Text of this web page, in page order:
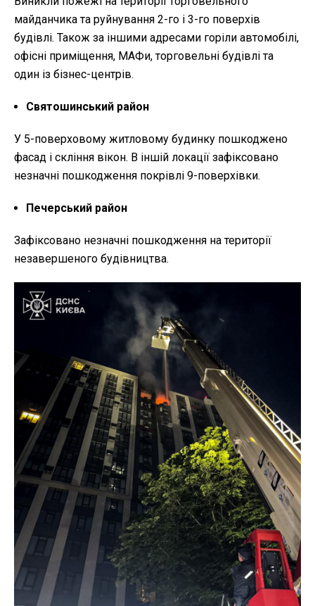
майданчика та руйнування 2-го і 3-го поверхів
будівлі. Також за іншими адресами горіли автомобілі,
офісні приміщення, МАФи, торговельні будівлі та
один із бізнес-центрів.
Святошинський район
У 5-поверховому житловому будинку пошкоджено
фасад і скління вікон. В іншій локації зафіксовано
незначні пошкодження покрівлі 9-поверхівки.
Печерський район
Зафіксовано незначні пошкодження на території
незавершеного будівництва.